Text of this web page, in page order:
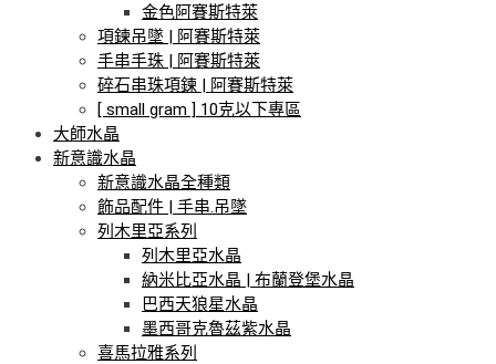
金色阿賽斯特萊
項鍊吊墜 | 阿賽斯特萊
手串手珠 | 阿賽斯特萊
碎石串珠項鍊 | 阿賽斯特萊
[ small gram ] 10克以下專區
大師水晶
新意識水晶
新意識水晶全種類
飾品配件 | 手串.吊墜
列木里亞系列
列木里亞水晶
納米比亞水晶 | 布蘭登堡水晶
巴西天狼星水晶
墨西哥克魯茲紫水晶
喜馬拉雅系列